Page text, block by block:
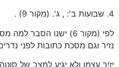
4. שבועות ב': , ג'. (מקור 9) .
לפי (מקור 6) ישנו
נזיר וגם מסכת כתובות לפני
יזיר עצמו ולא יגיע למצב של